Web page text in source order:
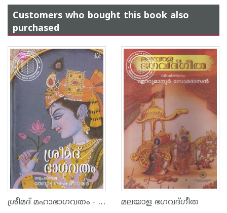
Customers who bought this book also
purchased
ശ്രീമദ് മഹാഭാഗവതം - ഗദ്യപരിഭാഷ മലയാള ഭഗവദ്ഗീത